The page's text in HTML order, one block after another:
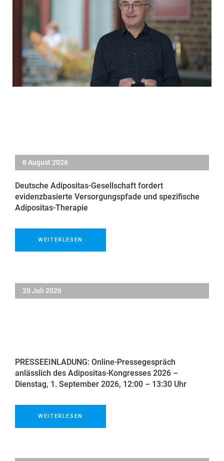
8 August 2026
Deutsche Adipositas-Gesellschaft fordert
evidenzbasierte Versorgungspfade und spezifische
Adipositas-Therapie
WEITERLESEN
20 Juli 2026
PRESSEEINLADUNG: Online-Pressegespräch
anlässlich des Adipositas-Kongresses 2026 –
Dienstag, 1. September 2026, 12:00 – 13:30 Uhr
WEITERLESEN